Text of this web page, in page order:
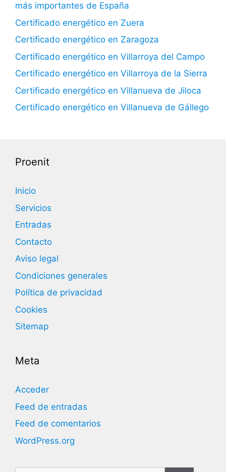
más importantes de España
Certificado energético en Zuera
Certificado energético en Zaragoza
Certificado energético en Villarroya del Campo
Certificado energético en Villarroya de la Sierra
Certificado energético en Villanueva de Jiloca
Certificado energético en Villanueva de Gállego
Proenit
Inicio
Servicios
Entradas
Contacto
Aviso legal
Condiciones generales
Política de privacidad
Cookies
Sitemap
Meta
Acceder
Feed de entradas
Feed de comentarios
WordPress.org